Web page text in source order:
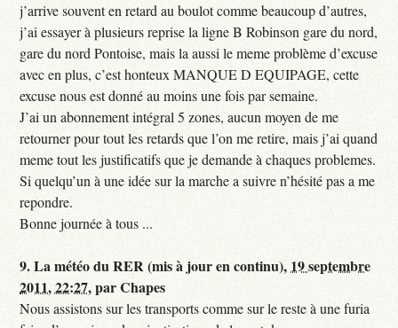
j’arrive souvent en retard au boulot comme beaucoup d’autres,
j’ai essayer à plusieurs reprise la ligne B Robinson gare du nord,
gare du nord Pontoise, mais la aussi le meme problème d’excuse
avec en plus, c’est honteux MANQUE D EQUIPAGE, cette
excuse nous est donné au moins une fois par semaine.
J’ai un abonnement intégral 5 zones, aucun moyen de me
retourner pour tout les retards que l’on me retire, mais j’ai quand
meme tout les justificatifs que je demande à chaques problemes.
Si quelqu’un à une idée sur la marche a suivre n’hésité pas a me
repondre.
Bonne journée à tous ...
9.La météo du RER (mis à jour en continu), 19 septembre
2011, 22:27,parChapes
Nous assistons sur les transports comme sur le reste à une furia